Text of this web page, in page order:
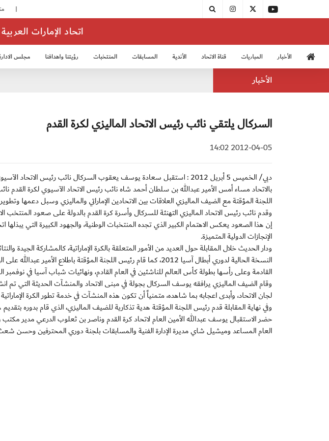
اتحاد الإمارات
الأخبار المباريات قناة الاتحاد الأندية المسابقات المنتخبات رؤيتنا واهدافنا مجلس
الأخبار
السركال يلتقي نائب رئيس الاتحاد الماليزي لكرة القدم
2012-04-05 14:02
دبي/ الخميس 5 أبريل 2012 : استقبل سعادة يوسف يعقوب السركال نائب رئيس
بالاتحاد مساء أمس الأمير عبدالله بن سلطان أحمد شاه نائب رئيس الاتحاد الآسيوي لكرة
اللجنة المؤقتة مع الضيف الماليزي العلاقات بين الاتحادين الإماراتي والماليزي وسبل دعمها
وقدم نائب رئيس الاتحاد الماليزي التهنئة للسركال وأسرة كرة القدم بالدولة على صعود المنتخب
إن هذا الصعود يعكس الاهتمام الكبير الذي تجده المنتخبات الوطنية، والجهود الكبيرة التي
الإنجازات الدولية المتميزة.
ودار الحديث خلال المقابلة حول العديد من الأمور المتعلقة بالكرة الإماراتية، كالمشاركة الجيدة
النسخة الحالية لدوري أبطال آسيا 2012، كما قام رئيس اللجنة المؤقتة باطلاع
القادمة وعلى رأسها بطولة كأس العالم للناشئين في العام القادم، ونهائيات شباب آسيا في نوفمبر
وقام الضيف الماليزي يرافقه يوسف السركال بجولة في مبنى الاتحاد والمنشآت الحديثة التي
لجان الاتحاد، وأبدى اعجابه بما شاهده، متمنياً أن تكون هذه المنشآت في خدمة تطور الكرة
وفي نهاية المقابلة قدم رئيس اللجنة المؤقتة هدية تذكارية للضيف الماليزي، الذي قام بدوره
حضر الاستقبال يوسف عبدالله الأمين العام لاتحاد كرة القدم وناصر بن ثعلوب الدرعي مدير مكتب
العام المساعد وميشيل شاي مديرة الإدارة الفنية والمسابقات بلجنة دوري المحترفين وحسن